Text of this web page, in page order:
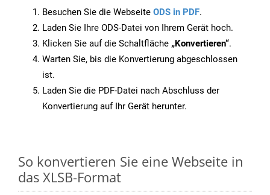
Besuchen Sie die Webseite ODS in PDF.
Laden Sie Ihre ODS-Datei von Ihrem Gerät hoch.
Klicken Sie auf die Schaltfläche „Konvertieren“.
Warten Sie, bis die Konvertierung abgeschlossen
ist.
Laden Sie die PDF-Datei nach Abschluss der
Konvertierung auf Ihr Gerät herunter.
So konvertieren Sie eine Webseite in
das XLSB-Format